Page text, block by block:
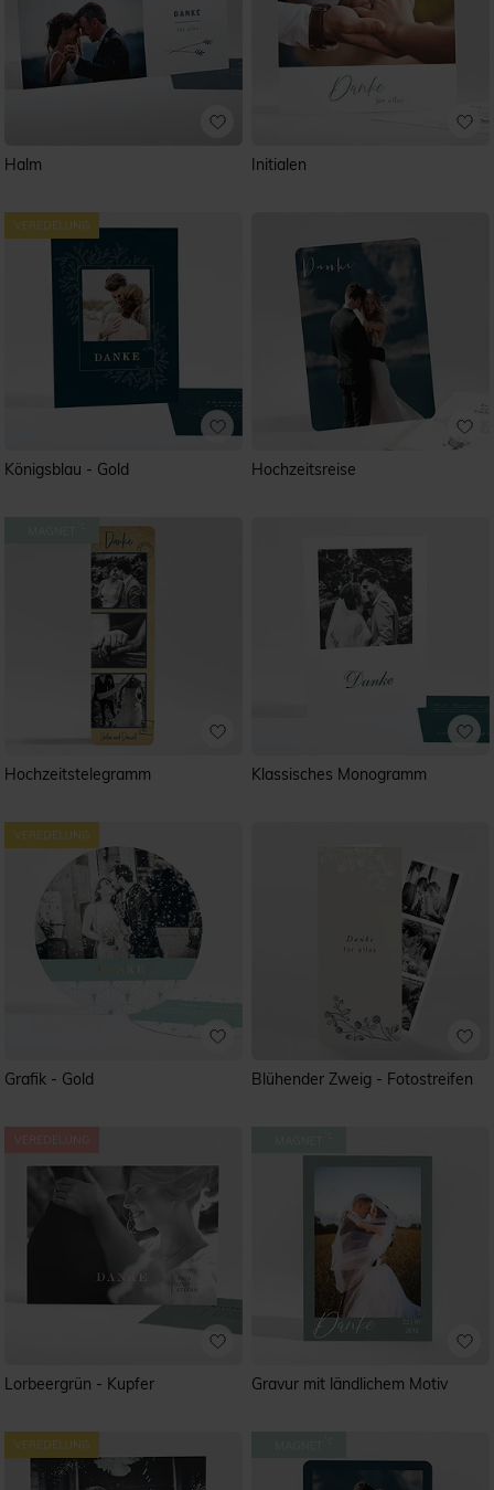
Halm Initialen
Königsblau - Gold Hochzeitsreise
Hochzeitstelegramm Klassisches Monogramm
Grafik - Gold Blühender Zweig - Fotostreifen
Lorbeergrün - Kupfer Gravur mit ländlichem Motiv